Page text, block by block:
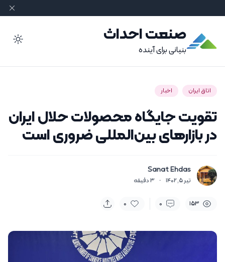
صنعت احداث
بنیانی برای آینده
اتاق ایران اخبار
تقویت جایگاه محصولات حلال ایران
در بازارهای بین‌المللی ضروری است
Sanat Ehdas
تیر 5, 1402 ·
3دقیقه
153
0
0